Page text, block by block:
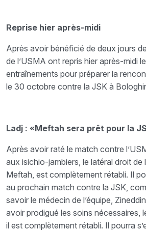
Reprise hier après-midi
Après avoir bénéficié de deux jours
de l’USMA ont repris hier après-midi
entraînements pour préparer la
le 30 octobre contre la JSK à
Ladj : «Meftah sera prêt pour la
Après avoir raté le match contre
aux isichio-jambiers, le latéral droit de
Meftah, est complètement rétabli. Il
au prochain match contre la JSK,
savoir le médecin de l’équipe,
avoir prodigué les soins nécessaires,
il est complètement rétabli. Il pourra